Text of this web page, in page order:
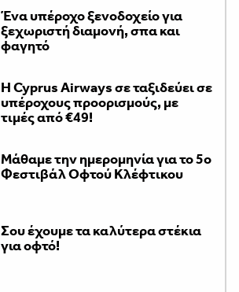
Ένα υπέροχο ξενοδοχείο για
ξεχωριστή διαμονή, σπα και
φαγητό
H Cyprus Airways σε ταξιδεύει σε
υπέροχους προορισμούς, με
τιμές από €49!
Μάθαμε την ημερομηνία για το 5ο
Φεστιβάλ Οφτού Κλέφτικου
Σου έχουμε τα καλύτερα στέκια
για οφτό!